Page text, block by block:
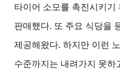
타이어 소모를 촉진시키기
판매했다. 또 주요 식당을
제공해왔다.하지만 이런
수준까지는 내려가지 못하